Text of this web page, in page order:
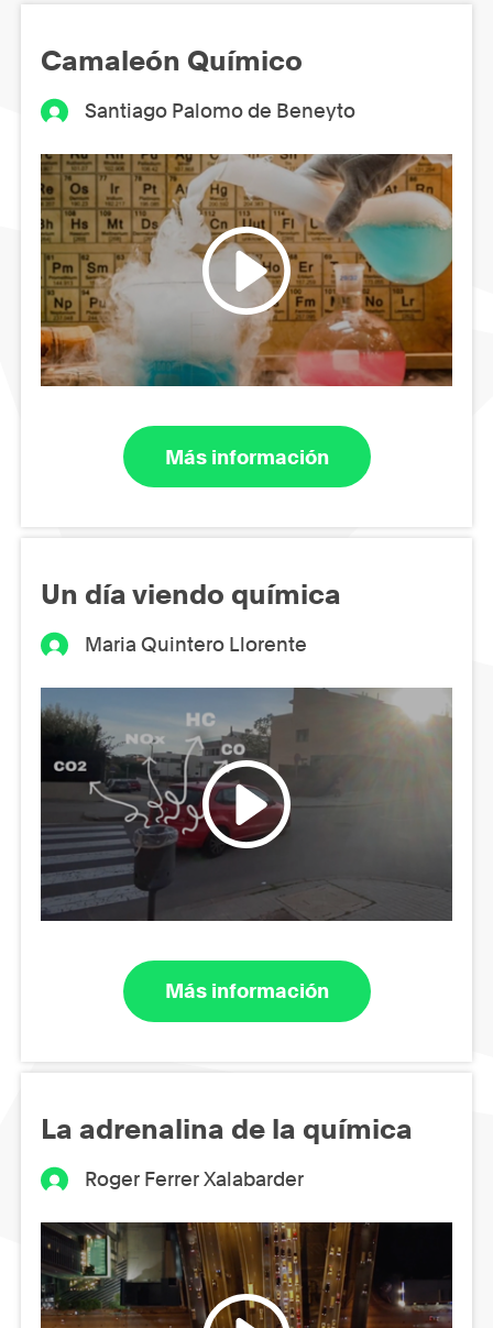
Camaleón Químico
Santiago Palomo de Beneyto
Más información
Un día viendo química
Maria Quintero Llorente
Más información
La adrenalina de la química
Roger Ferrer Xalabarder